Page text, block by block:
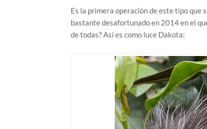
Es la primera operación de este tipo que
bastante desafortunado en 2014 en el
de todas? Así es como luce Dakota: